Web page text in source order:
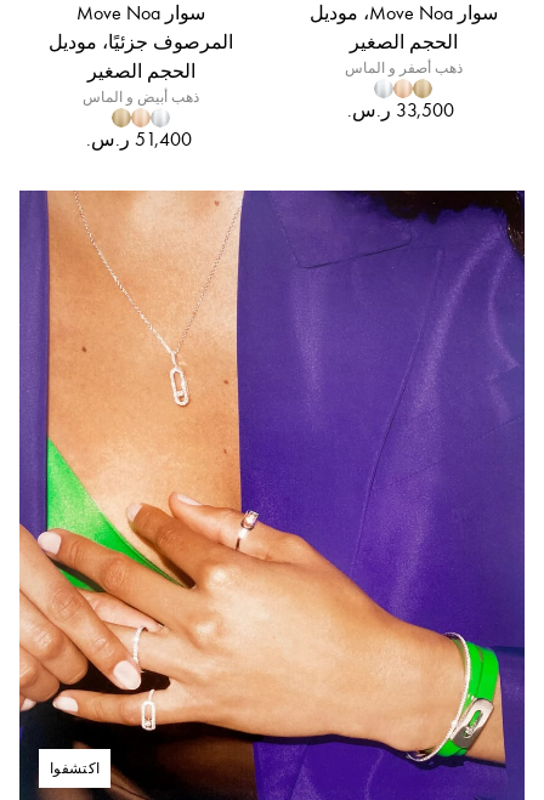
سوار Move Noa، موديل
الحجم الصغير
ذهب أصفر و الماس
سوار Move Noa
المرصوف جزئيًا، موديل
الحجم الصغير
ذهب أبيض و الماس
‏51,400 ر.س.‏
اكتشفوا